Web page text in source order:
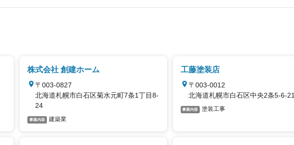
株式会社 創建ホーム
〒003-0827
北海道札幌市白石区菊水元町7条1丁目8-
24
事業内容 建築業
工藤塗装店
〒003-0012
北海道札幌市白石区中央2条5-6-21
事業内容 塗装工事